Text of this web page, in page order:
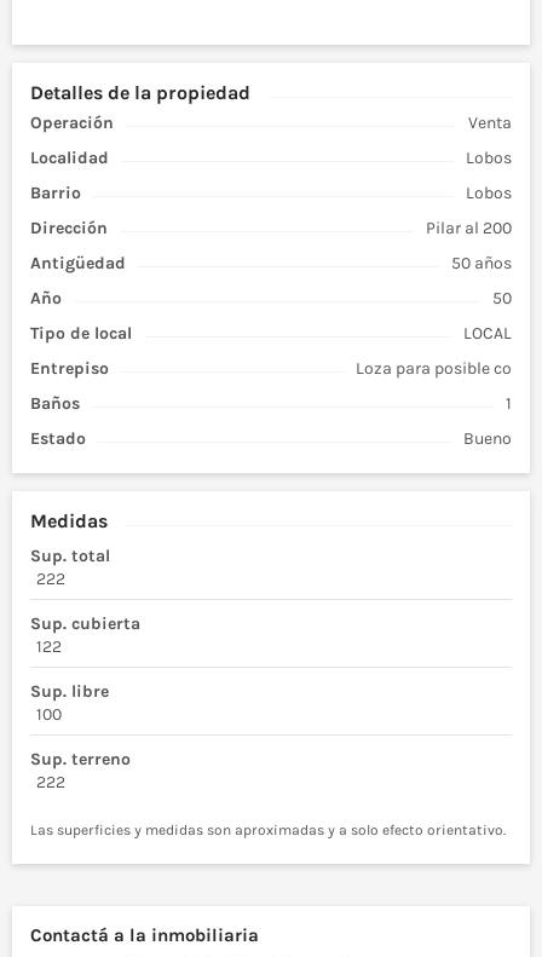
Detalles de la propiedad
Operación
Venta
Localidad
Lobos
Barrio
Lobos
Dirección
Pilar al 200
Antigüedad
50 años
Año
50
Tipo de local
LOCAL
Entrepiso
Loza para posible co
Baños
1
Estado
Bueno
Medidas
Sup. total
222
Sup. cubierta
122
Sup. libre
100
Sup. terreno
222
Las superficies y medidas son aproximadas y a solo efecto orientativo.
Contactá a la inmobiliaria